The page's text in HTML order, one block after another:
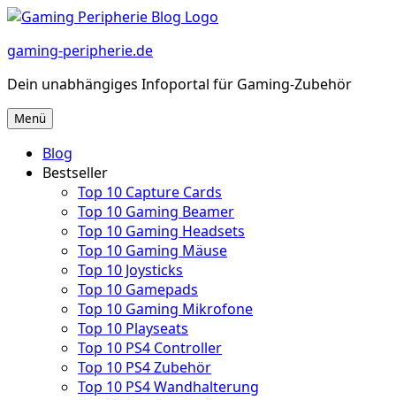
Zum
springen
gaming-peripherie.de
Dein unabhängiges Infoportal für Gaming-Zubehör
Menü
Blog
Bestseller
Top 10 Capture Cards
Top 10 Gaming Beamer
Top 10 Gaming Headsets
Top 10 Gaming Mäuse
Top 10 Joysticks
Top 10 Gamepads
Top 10 Gaming Mikrofone
Top 10 Playseats
Top 10 PS4 Controller
Top 10 PS4 Zubehör
Top 10 PS4 Wandhalterung